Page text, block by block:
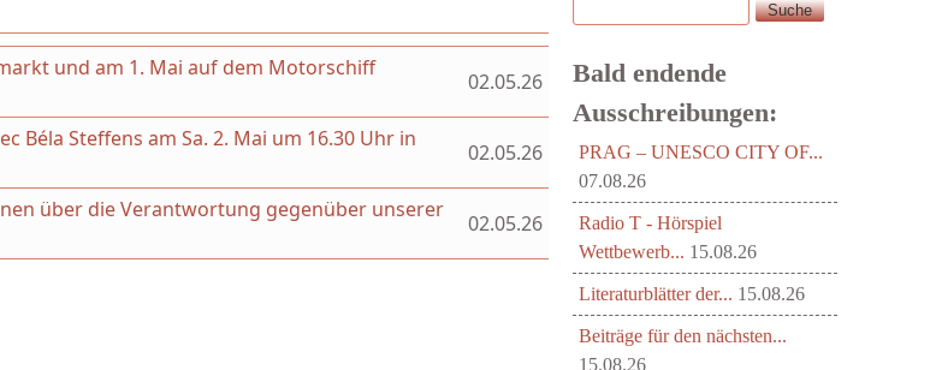
und am 1. Mai auf dem Motorschiff
02.05.26
Béla Steffens am Sa. 2. Mai um 16.30 Uhr in
02.05.26
über die Verantwortung gegenüber unserer
02.05.26
Suchformular
Suche
Bald endende
Ausschreibungen:
PRAG – UNESCO CITY OF...
07.08.26
Radio T - Hörspiel
Wettbewerb... 15.08.26
Literaturblätter der... 15.08.26
Beiträge für den nächsten...
15.08.26